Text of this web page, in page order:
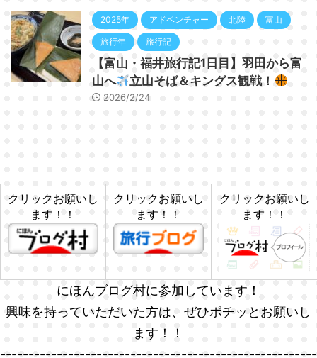
2025年 アドベンチャー 北陸 富山
旅行年 旅行記
【富山・福井旅行記1日目】羽田から富
山へ
立山そば＆キングス観戦！
2026/2/24
クリックお願いし
ます！！
クリックお願いし
ます！！
クリックお願いし
ます！！
にほんブログ村に参加しています！
興味を持っていただいた方は、ぜひポチッとお願いし
ます！！
--------------------------------------------------------